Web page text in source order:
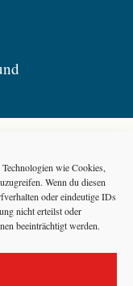
wie Cookies,
Wenn du diesen
oder eindeutige IDs
nicht erteilst oder
beeinträchtigt werden.